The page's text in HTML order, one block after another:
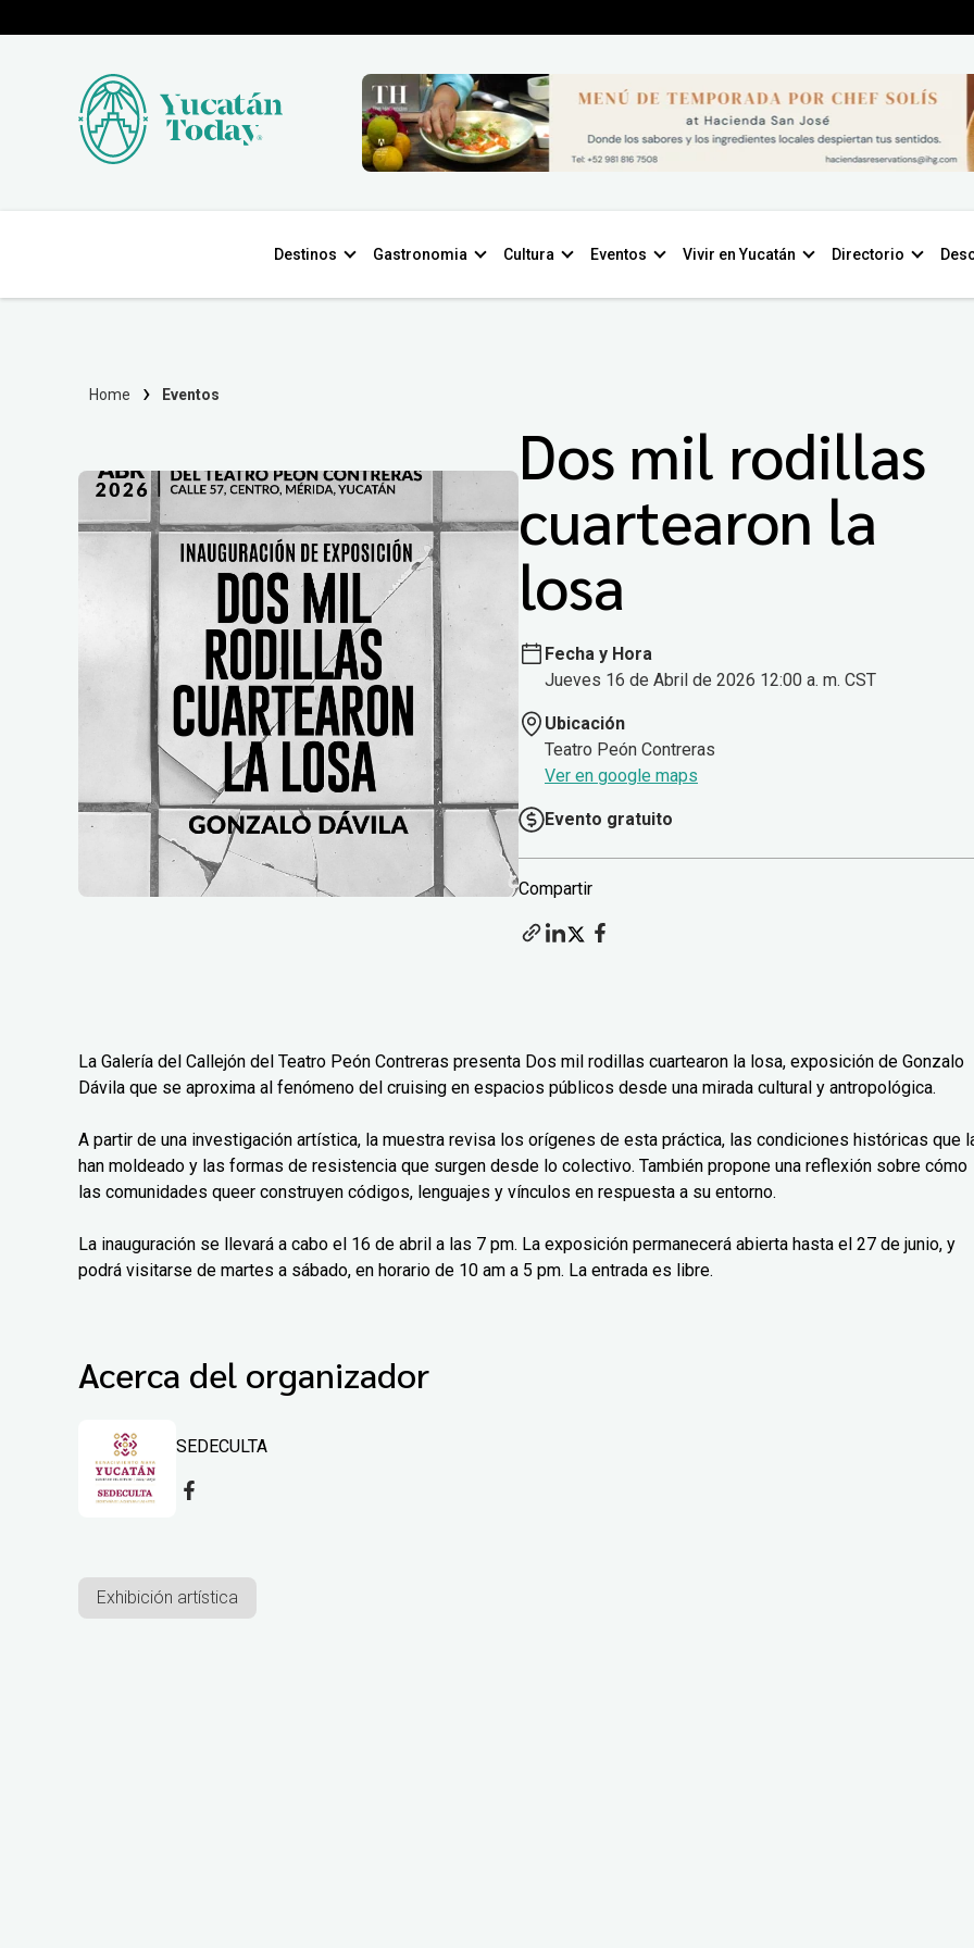
Destinos Gastronomia Cultura Eventos Vivir en Yucatán Directorio
Home Eventos
Dos mil rodillas
cuartearon la
losa
Fecha y Hora
Jueves 16 de Abril de 2026 12:00 a. m. CST
Ubicación
Teatro Peón Contreras
Ver en google maps
Evento gratuito
Compartir
La Galería del Callejón del Teatro Peón Contreras presenta Dos mil rodillas cuartearon la losa, exposición de Gonzalo
Dávila que se aproxima al fenómeno del cruising en espacios públicos desde una mirada cultural y antropológica.
A partir de una investigación artística, la muestra revisa los orígenes de esta práctica, las condiciones históricas que
han moldeado y las formas de resistencia que surgen desde lo colectivo. También propone una reflexión sobre cómo
las comunidades queer construyen códigos, lenguajes y vínculos en respuesta a su entorno.
La inauguración se llevará a cabo el 16 de abril a las 7 pm. La exposición permanecerá abierta hasta el 27 de junio, y
podrá visitarse de martes a sábado, en horario de 10 am a 5 pm. La entrada es libre.
Acerca del organizador
SEDECULTA
Exhibición artística